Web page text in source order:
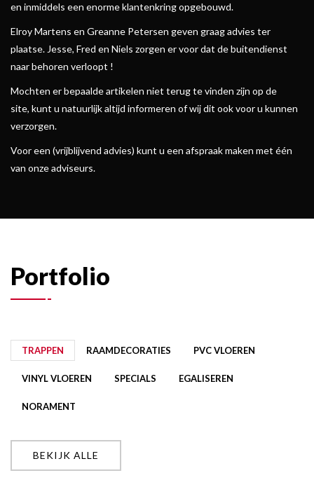
en inmiddels een enorme klantenkring opgebouwd.
Elroy Martens en Greanne Petersen geven graag advies ter
plaatse. Jesse, Fred en Niels zorgen er voor dat de buitendienst
naar behoren verloopt !
Mochten er bepaalde artikelen niet terug te vinden zijn op de
site, kunt u natuurlijk altijd informeren of wij dit ook voor u kunnen
verzorgen.
Voor een (vrijblijvend advies) kunt u een afspraak maken met één
van onze adviseurs.
Portfolio
TRAPPEN RAAMDECORATIES PVC VLOEREN
VINYL VLOEREN SPECIALS EGALISEREN
NORAMENT
BEKIJK ALLE